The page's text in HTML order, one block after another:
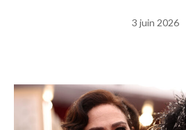
3 juin 2026